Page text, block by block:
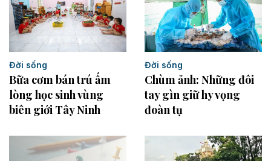
Đời sống
Bữa cơm bán trú ấm
lòng học sinh vùng
biên giới Tây Ninh
Đời sống
Chùm ảnh: Những đôi
tay gìn giữ hy vọng
đoàn tụ